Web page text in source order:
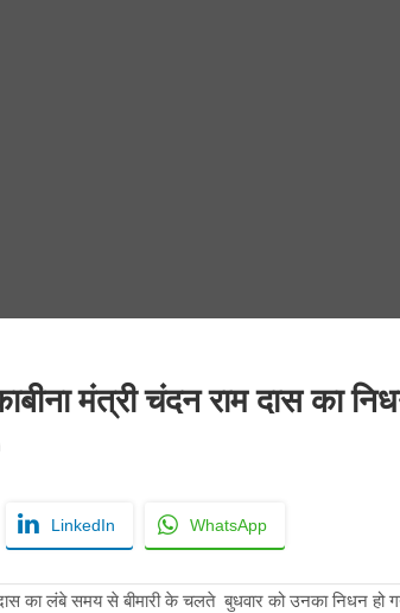
मंत्री चंदन राम दास का
LinkedIn WhatsApp
का लंबे समय से बीमारी के चलते बुधवार को उनका निधन हो